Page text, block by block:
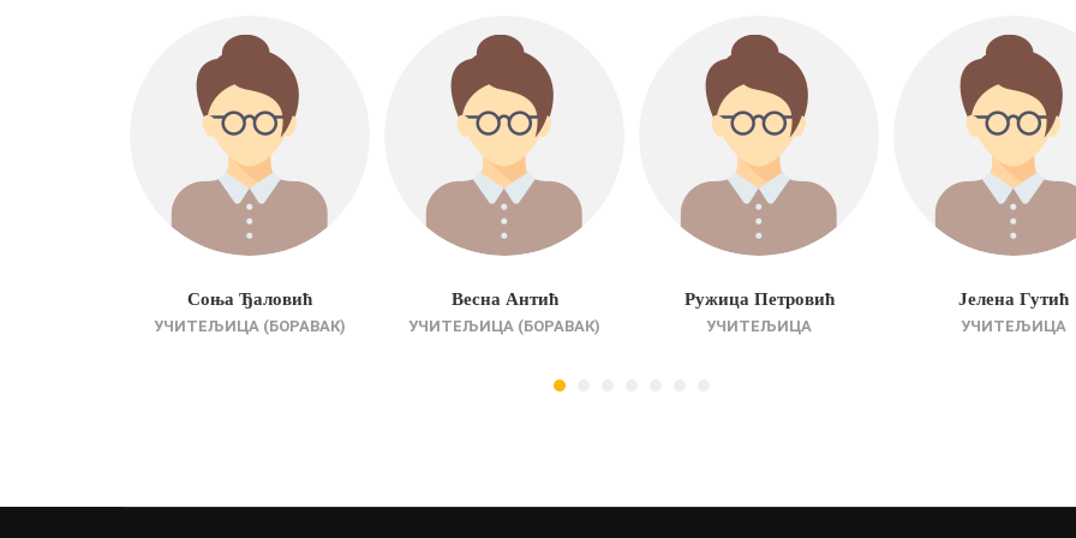
Соња Ђаловић
УЧИТЕЉИЦА (БОРАВАК)
Весна Антић
УЧИТЕЉИЦА (БОРАВАК)
Ружица Петровић
УЧИТЕЉИЦА
Јелена Гутић
УЧИТЕЉИЦА